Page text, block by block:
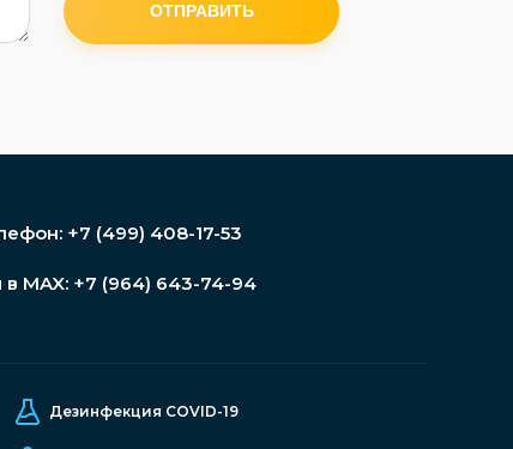
ОТПРАВИТЬ
+7 (499) 408-17-53
MAX: +7 (964) 643-74-94
Дезинфекция COVID-19